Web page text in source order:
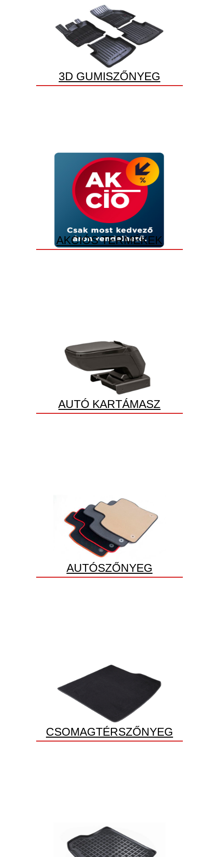
3D GUMISZŐNYEG
AKCIÓS TERMÉKEK
AUTÓ KARTÁMASZ
AUTÓSZŐNYEG
CSOMAGTÉRSZŐNYEG